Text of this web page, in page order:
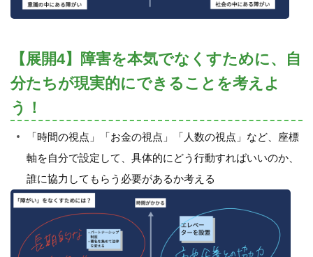
【展開4】障害を本気でなくすために、自
分たちが現実的にできることを考えよ
う！
「時間の視点」「お金の視点」「人数の視点」など、座標
軸を自分で設定して、具体的にどう行動すればいいのか、
誰に協力してもらう必要があるか考える